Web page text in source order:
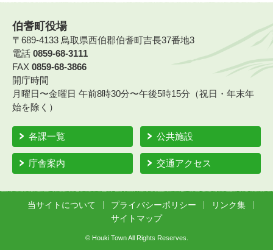
伯耆町役場
〒689-4133 鳥取県西伯郡伯耆町吉長37番地3
電話 0859-68-3111
FAX 0859-68-3866
開庁時間
月曜日〜金曜日 午前8時30分〜午後5時15分（祝日・年末年
始を除く）
各課一覧 公共施設
庁舎案内 交通アクセス
当サイトについて プライバシーポリシー
リンク集
サイトマップ
© Houki Town All Rights Reserves.